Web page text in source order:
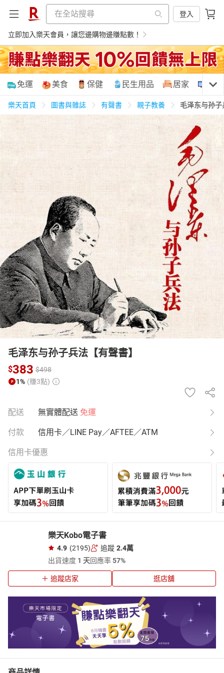
登入
立即加入樂天會員，讓您邊購物邊賺點數！
購物網分類
民生用品
親子玩具
男裝 情趣用品
日本購物 電子/紙本書
HOT
免運 美食 保健 民生用品 居家 3C
樂天首頁 圖書與雜誌 有聲書 親子教養 毛泽东与孙
毛泽东与孙子兵法【有聲書】
$383 $498
1% (賺3點)
配送 無實體配送 免運
付款 信用卡／LINE Pay／AFTEE／ATM
信用卡優惠
樂天Kobo電子書
4.9 (2195) 追蹤 2.4萬
出貨速度 1 天回應率57%
追蹤店家 逛店舖